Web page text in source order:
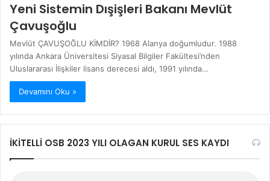
Yeni Sistemin Dışişleri Bakanı Mevlüt
Çavuşoğlu
Mevlüt ÇAVUŞOĞLU KİMDİR? 1968 Alanya doğumludur. 1988
yılında Ankara Üniversitesi Siyasal Bilgiler Fakültesi’nden
Uluslararası İlişkiler lisans derecesi aldı, 1991 yılında…
Devamını Oku »
İKİTELLİ OSB 2023 YILI OLAGAN KURUL SES KAYDI